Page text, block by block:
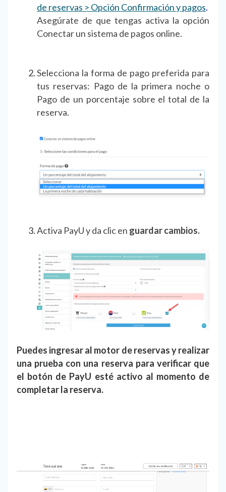
de reservas > Opción Confirmación y pagos.
Asegúrate de que tengas activa la opción
Conectar un sistema de pagos online.
Selecciona la forma de pago preferida para
tus reservas: Pago de la primera noche o
Pago de un porcentaje sobre el total de la
reserva.
Activa PayU y da clic en guardar cambios.
Puedes ingresar al motor de reservas y realizar
una prueba con una reserva para verificar que
el botón de PayU esté activo al momento de
completar la reserva.